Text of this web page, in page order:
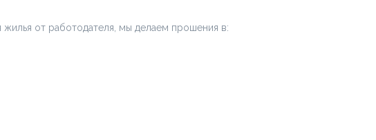
жилья от работодателя, мы делаем прошения в: